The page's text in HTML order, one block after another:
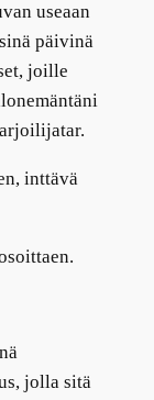
useaan
päivinä
joille
inttävä
jolla sitä